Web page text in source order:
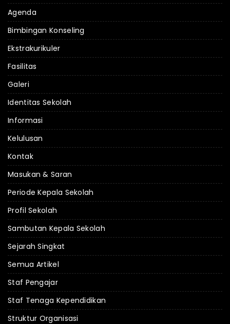
Agenda
Bimbingan Konseling
Ekstrakurikuler
Fasilitas
Galeri
Identitas Sekolah
Informasi
Kelulusan
Kontak
Masukan & Saran
Periode Kepala Sekolah
Profil Sekolah
Sambutan Kepala Sekolah
Sejarah Singkat
Semua Artikel
Staf Pengajar
Staf Tenaga Kependidikan
Struktur Organisasi